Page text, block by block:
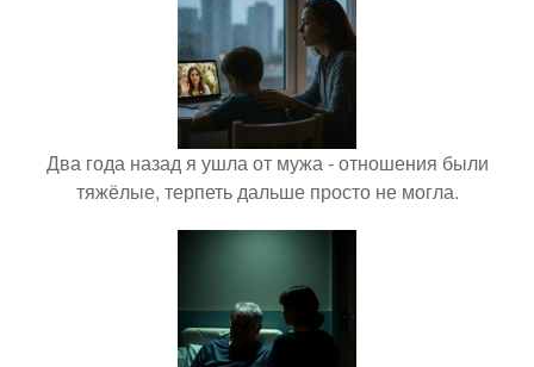
Два года назад я ушла от мужа - отношения были
тяжёлые, терпеть дальше просто не могла.